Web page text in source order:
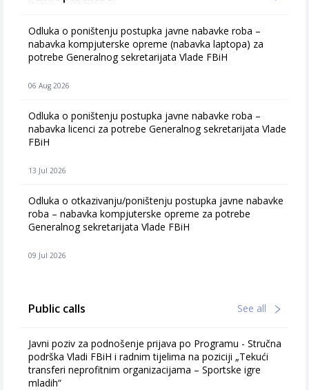
Odluka o poništenju postupka javne nabavke roba –
nabavka kompjuterske opreme (nabavka laptopa) za
potrebe Generalnog sekretarijata Vlade FBiH
06 Aug 2026
Odluka o poništenju postupka javne nabavke roba –
nabavka licenci za potrebe Generalnog sekretarijata Vlade
FBiH
13 Jul 2026
Odluka o otkazivanju/poništenju postupka javne nabavke
roba – nabavka kompjuterske opreme za potrebe
Generalnog sekretarijata Vlade FBiH
09 Jul 2026
Public calls See all
Javni poziv za podnošenje prijava po Programu - Stručna
podrška Vladi FBiH i radnim tijelima na poziciji „Tekući
transferi neprofitnim organizacijama – Sportske igre
mladih“